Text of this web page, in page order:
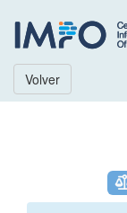
Volver